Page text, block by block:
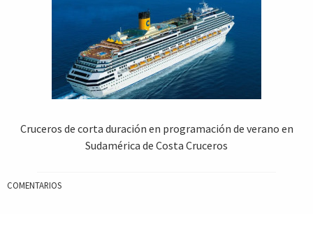
Cruceros de corta duración en programación de verano en
Sudamérica de Costa Cruceros
COMENTARIOS